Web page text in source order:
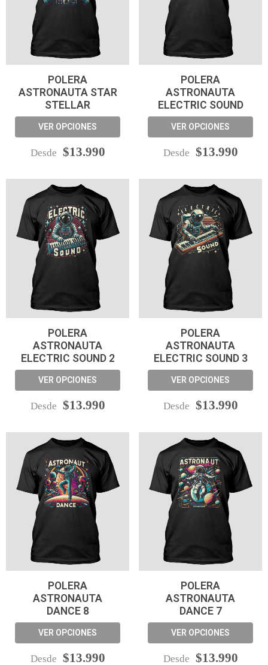
POLERA
ASTRONAUTA STAR
STELLAR
VER OPCIONES
Desde $13.990
POLERA
ASTRONAUTA
ELECTRIC SOUND
VER OPCIONES
Desde $13.990
POLERA
ASTRONAUTA
ELECTRIC SOUND 2
VER OPCIONES
Desde $13.990
POLERA
ASTRONAUTA
ELECTRIC SOUND 3
VER OPCIONES
Desde $13.990
POLERA
ASTRONAUTA
DANCE 8
VER OPCIONES
Desde $13.990
POLERA
ASTRONAUTA
DANCE 7
VER OPCIONES
Desde $13.990